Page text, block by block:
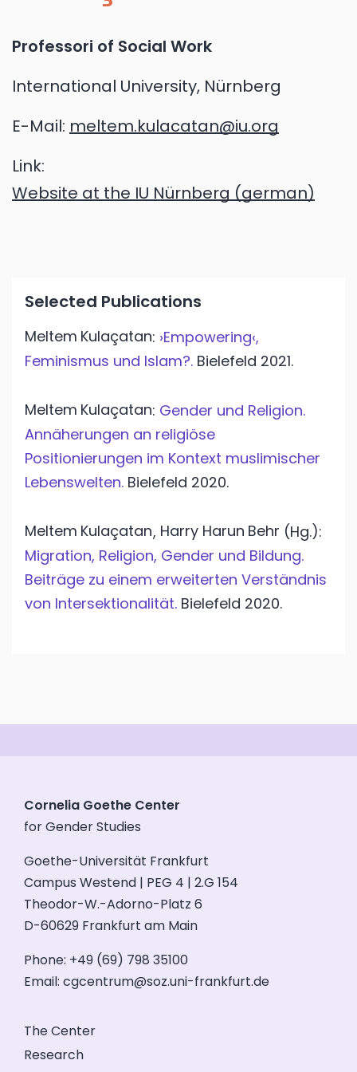
Professori of Social Work
International University, Nürnberg
E-Mail: meltem.kulacatan@iu.org
Link:
Website at the IU Nürnberg (german)
Selected Publications
Meltem Kulaçatan: ›Empowering‹,
Feminismus und Islam?. Bielefeld 2021.
Meltem Kulaçatan: Gender und Religion.
Annäherungen an religiöse
Positionierungen im Kontext muslimischer
Lebenswelten. Bielefeld 2020.
Meltem Kulaçatan, Harry Harun Behr (Hg.):
Migration, Religion, Gender und Bildung.
Beiträge zu einem erweiterten Verständnis
von Intersektionalität. Bielefeld 2020.
Cornelia Goethe Center
for Gender Studies
Goethe-Universität Frankfurt
Campus Westend | PEG 4 | 2.G 154
Theodor-W.-Adorno-Platz 6
D-60629 Frankfurt am Main
Phone: +49 (69) 798 35100
Email: cgcentrum@soz.uni-frankfurt.de
The Center
Research